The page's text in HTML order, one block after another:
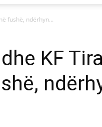
fushë, ndërhyn...
KF